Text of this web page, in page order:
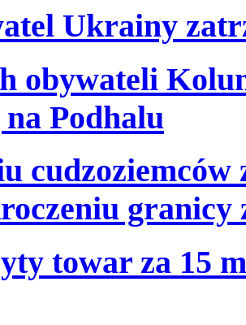
Ukrainy
obywateli
Podhalu
granicy
towar za 15